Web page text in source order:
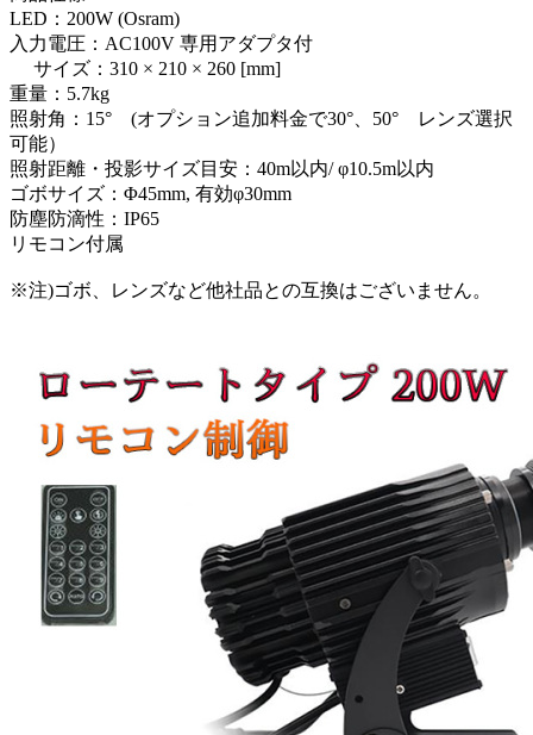
LED：200W (Osram)
入力電圧：AC100V 専用アダプタ付
サイズ：310 × 210 × 260 [mm]
重量：5.7kg
照射角：15° (オプション追加料金で30°、50° レンズ選択
可能）
照射距離・投影サイズ目安：40m以内/ φ10.5m以内
ゴボサイズ：Φ45mm, 有効φ30mm
防塵防滴性：IP65
リモコン付属
※注)ゴボ、レンズなど他社品との互換はございません。